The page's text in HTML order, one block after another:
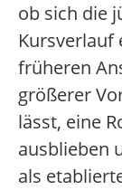
ob sich die
Kursverlauf
früheren
größerer
lässt, eine
ausblieben
als